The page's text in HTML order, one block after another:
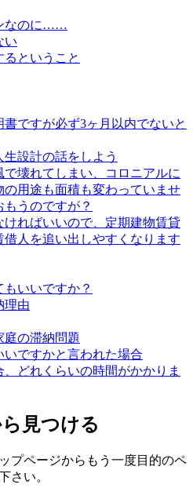
なのに……
い
ということ
ですが必ず3ヶ月以内でないと
設計の話をしよう
で壊れてしまい、コロニアルに
用途も面積も変わっていませ
うのですが？
ればいいので、定期建物賃貸
人を追い出しやすくなります
いいですか？
理由
庭の滞納問題
ですかと言われた場合
どれくらいの時間がかかりま
見つける
プページからもう一度目的のペ
さい。